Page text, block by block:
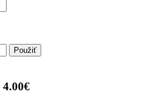
Použiť
4.00€